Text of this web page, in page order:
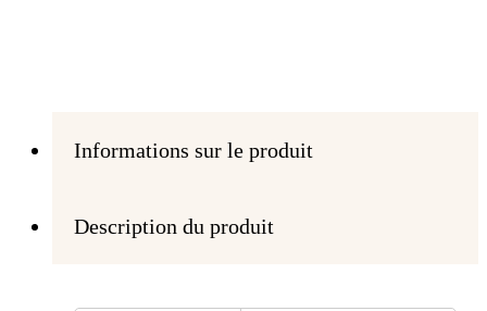
Informations sur le produit
Description du produit